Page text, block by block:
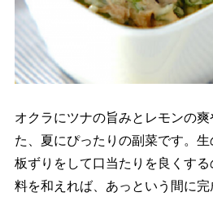
オクラにツナの旨みとレモンの
た、夏にぴったりの副菜です。生
板ずりをして口当たりを良くす
料を和えれば、あっという間に